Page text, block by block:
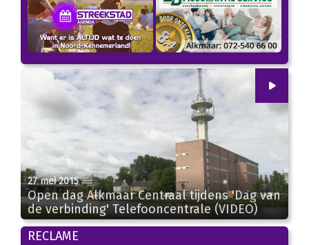
00:56
27 mei 2015
Open dag Alkmaar Centraal tijdens 'Dag van
de verbinding' Telefooncentrale (VIDEO)
RECLAME